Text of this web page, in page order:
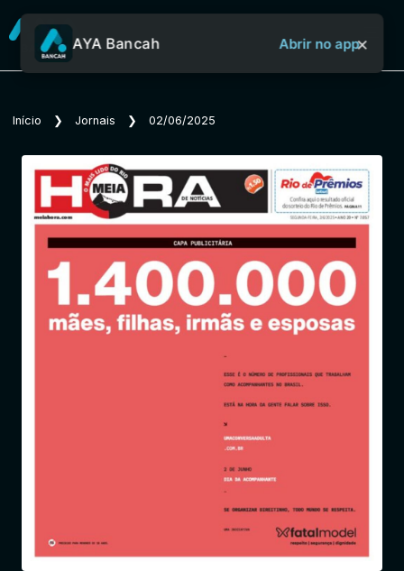
Sobre o Aya Bancah
Início
Revistas
Jornais
Notícias
AYA Bancah Abrir no app×
Início ❯ Jornais ❯ 02/06/2025